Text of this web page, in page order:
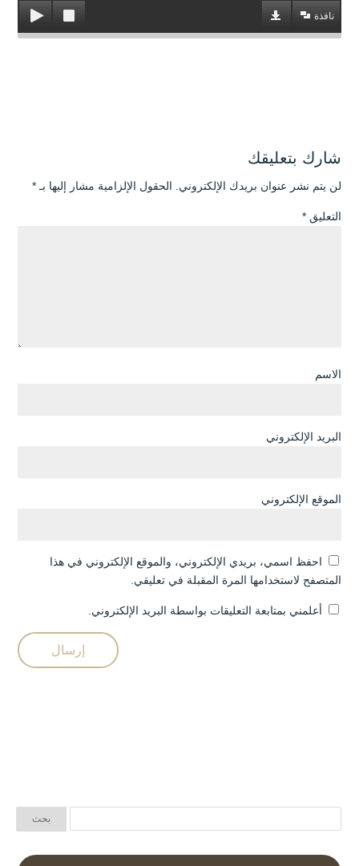
نافذة
شارك بتعليقك
لن يتم نشر عنوان بريدك الإلكتروني. الحقول الإلزامية مشار إليها بـ *
التعليق *
الاسم
البريد الإلكتروني
الموقع الإلكتروني
احفظ اسمي، بريدي الإلكتروني، والموقع الإلكتروني في هذا
المتصفح لاستخدامها المرة المقبلة في تعليقي.
أعلمني بمتابعة التعليقات بواسطة البريد الإلكتروني.